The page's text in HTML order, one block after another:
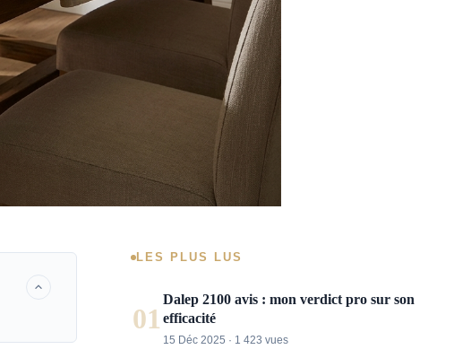
LES PLUS LUS
01
Dalep 2100 avis : mon verdict pro sur son
efficacité
15 Déc 2025 · 1 423 vues